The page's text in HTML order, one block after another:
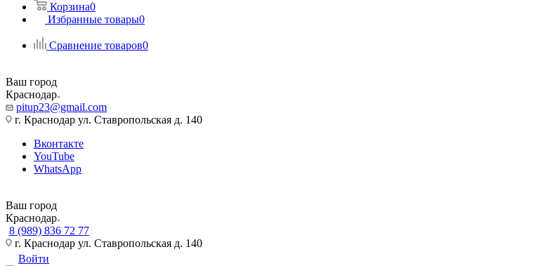
Корзина0
Избранные товары0
Сравнение товаров0
Ваш город
Краснодар
pitup23@gmail.com
г. Краснодар ул. Ставропольская д. 140
Вконтакте
YouTube
WhatsApp
Ваш город
Краснодар
8 (989) 836 72 77
г. Краснодар ул. Ставропольская д. 140
Войти